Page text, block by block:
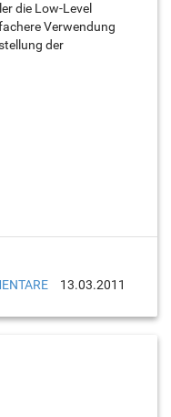
die Low-Level
Verwendung
der
13.03.2011